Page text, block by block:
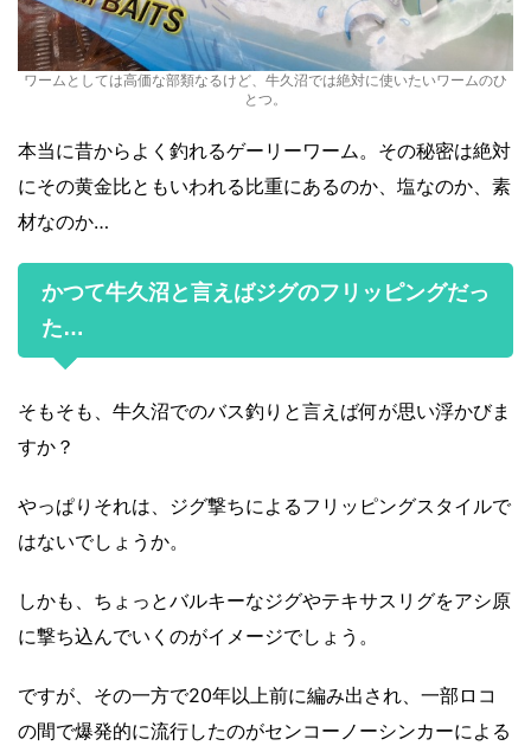
ワームとしては高価な部類なるけど、牛久沼では絶対に使いたいワームのひ
とつ。
本当に昔からよく釣れるゲーリーワーム。その秘密は絶対
にその黄金比ともいわれる比重にあるのか、塩なのか、素
材なのか…
かつて牛久沼と言えばジグのフリッピングだっ
た…
そもそも、牛久沼でのバス釣りと言えば何が思い浮かびま
すか？
やっぱりそれは、ジグ撃ちによるフリッピングスタイルで
はないでしょうか。
しかも、ちょっとバルキーなジグやテキサスリグをアシ原
に撃ち込んでいくのがイメージでしょう。
ですが、その一方で20年以上前に編み出され、一部ロコ
の間で爆発的に流行したのがセンコーノーシンカーによる